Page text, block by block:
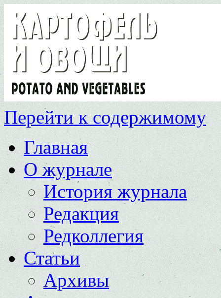
Перейти к содержимому
Главная
О журнале
История журнала
Редакция
Редколлегия
Статьи
Архивы